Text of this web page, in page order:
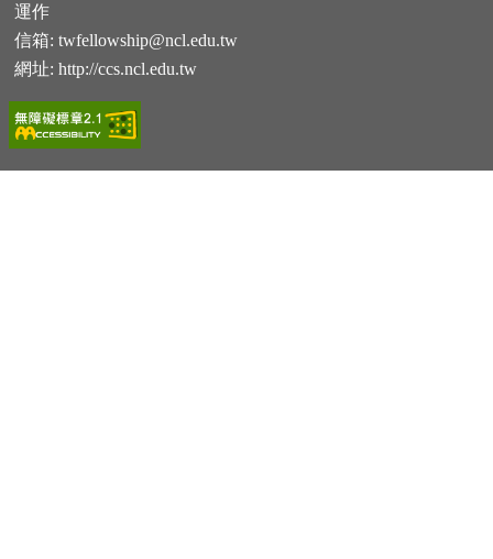
運作
信箱: twfellowship@ncl.edu.tw
網址: http://ccs.ncl.edu.tw